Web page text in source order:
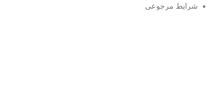
شرایط مرجوعی